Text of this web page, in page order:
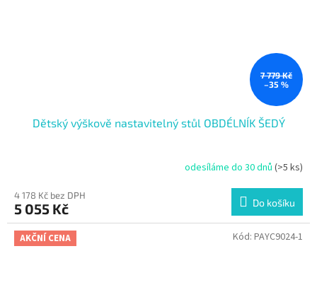
7 779 Kč
–35 %
Dětský výškově nastavitelný stůl OBDÉLNÍK ŠEDÝ
odesíláme do 30 dnů (>5 ks)
4 178 Kč bez DPH
5 055 Kč Do košíku
AKČNÍ CENA Kód: PAYC9024-1